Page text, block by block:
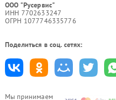
Мы принимаем
ООО "Русервис"
ИНН 7702633247
ОГРН 1077746335776
Поделиться в соц. сетях: